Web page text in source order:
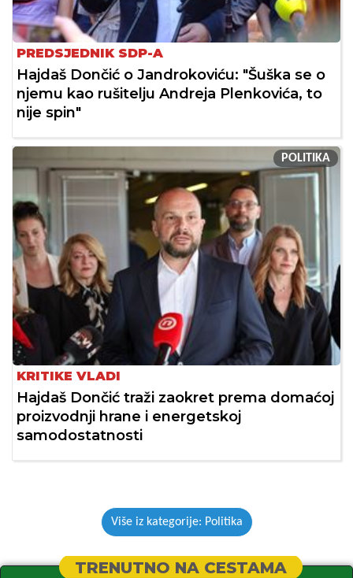
PREDSJEDNIK SDP-A
Hajdaš Dončić o Jandrokoviću: "Šuška se o
njemu kao rušitelju Andreja Plenkovića, to
nije spin"
POLITIKA
KRITIKE VLADI
Hajdaš Dončić traži zaokret prema domaćoj
proizvodnji hrane i energetskoj
samodostatnosti
Više iz kategorije: Politika
TRENUTNO NA CESTAMA